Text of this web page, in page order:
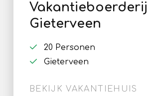
Vakantieboerderij
Gieterveen
20 Personen
Gieterveen
BEKIJK VAKANTIEHUIS